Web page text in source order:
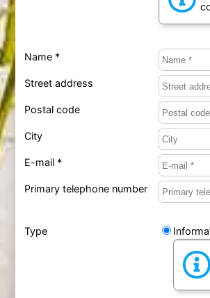
Name *
Street address
Postal code
City
E-mail *
Primary telephone number
Type